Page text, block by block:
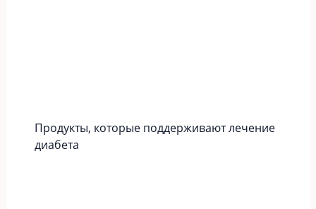
Продукты, которые поддерживают лечение
диабета